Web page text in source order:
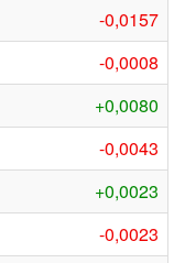
-0,0157
-0,0008
+0,0080
-0,0043
+0,0023
-0,0023